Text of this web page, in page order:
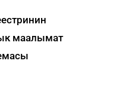
маалымат